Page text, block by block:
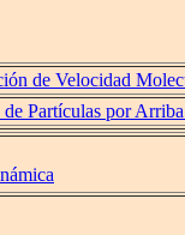
de Velocidad
Partículas por